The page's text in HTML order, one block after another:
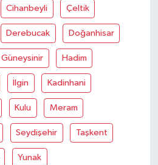
Cihanbeyli Çeltik
Derebucak Doğanhisar
Güneysinir Hadim
İlgin Kadinhani
Kulu Meram
Seydişehir Taşkent
Yunak